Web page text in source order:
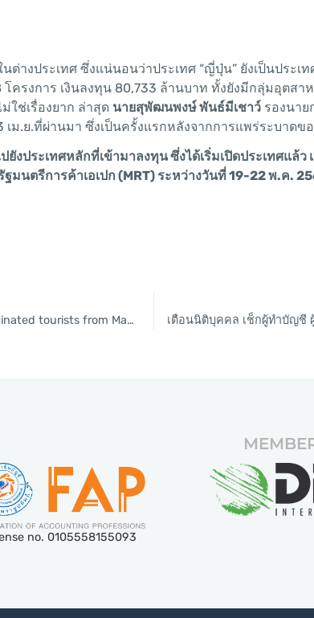
ต่างประเทศ ซึ่งแน่นอนว่าประเทศ “ญี่ปุ่น” ยังเป็นประ
โครงการ เงินลงทุน 80,733 ล้านบาท ทั้งยังมีกลุ่มอุตส
ใช่เรื่องยาก ล่าสุด นายสุพัฒนพงษ์ พันธ์มีเชาว์ รองนา
ม.ย.ที่ผ่านมา ซึ่งเป็นครั้งแรกหลังจากการแพร่ระบาดข
ยังประเทศหลักที่เข้ามาลงทุน ซึ่งได้เริ่มเปิดประเทศแล้ว
มนตรีการค้าเอเปก (MRT) ระหว่างวันที่ 19-22 พ.ค.
Thailand lifts RT-PCR requirement for vaccinated tourists from May 1
no. 0105558155093